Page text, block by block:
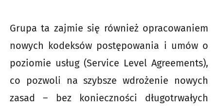
Grupa ta zajmie się również opracowaniem
nowych kodeksów postępowania i umów o
poziomie usług (Service Level Agreements),
co pozwoli na szybsze wdrożenie nowych
zasad – bez konieczności długotrwałych